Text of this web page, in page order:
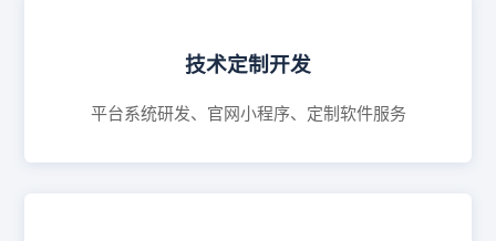
技术定制开发
平台系统研发、官网小程序、定制软件服务